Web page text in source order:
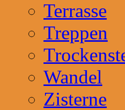
Terrasse
Treppen
Wandel
Zisterne